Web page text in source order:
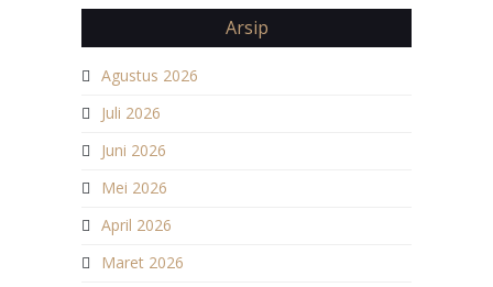
Arsip
Agustus 2026
Juli 2026
Juni 2026
Mei 2026
April 2026
Maret 2026